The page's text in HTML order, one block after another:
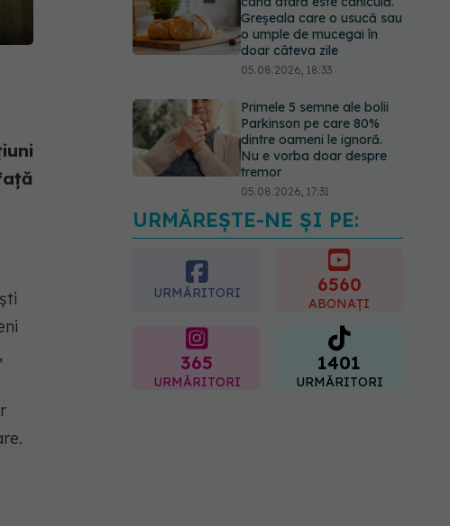
Greșeala care o usucă sau
o umple de mucegai în
doar câteva zile
05.08.2026, 18:33
Primele 5 semne ale bolii
Parkinson pe care 80%
dintre oameni le ignoră.
Nu e vorba doar despre
tremor
05.08.2026, 17:31
Gabriela Cristea, manifest
pentru respect și
acceptare: Corpul
fiecăruia spune o poveste
05.08.2026, 21:23
URMĂREȘTE-NE ȘI PE:
URMĂRITORI 6560
ABONAȚI
365
URMĂRITORI
1401
URMĂRITORI